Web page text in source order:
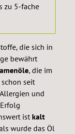
zu 5-fache
die sich in
bewährt
, die im
seit
und
ist kalt
wurde das Öl